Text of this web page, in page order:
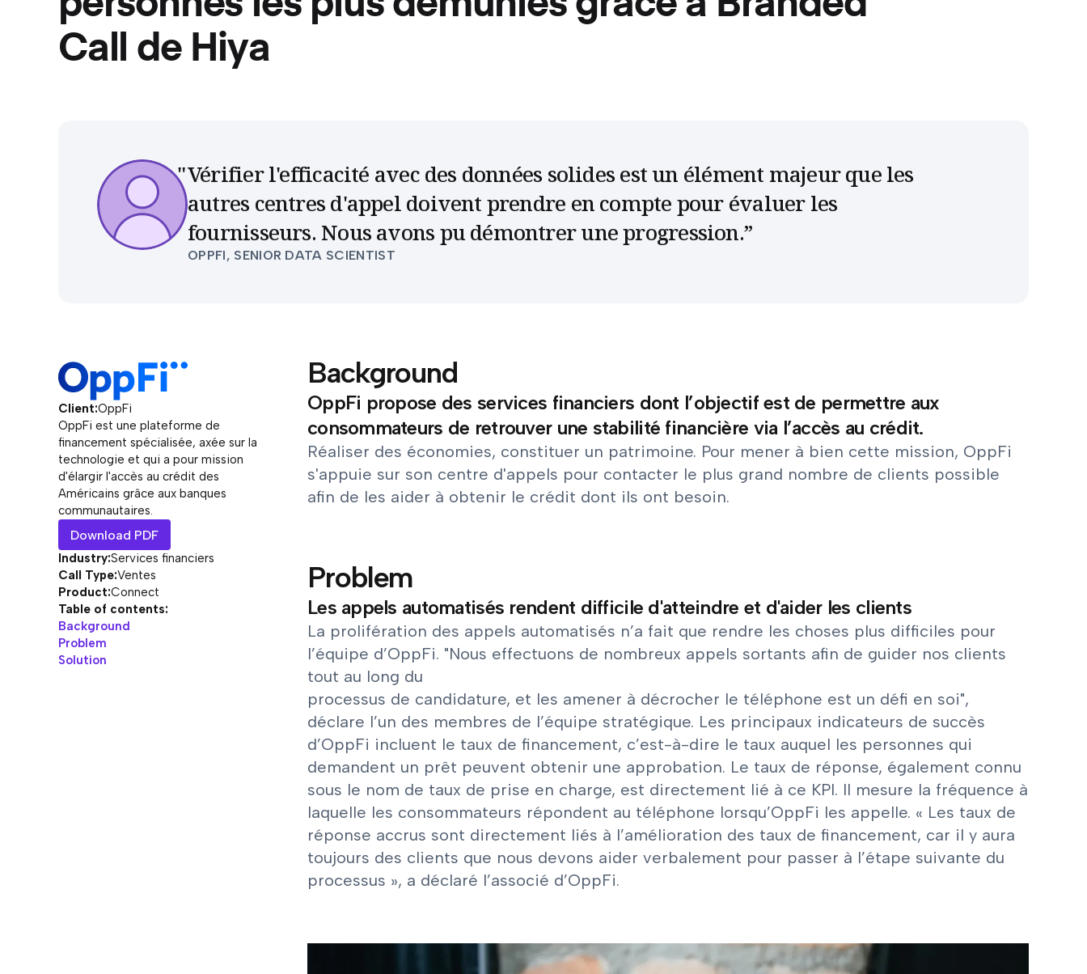
Call de Hiya
Vérifier l'efficacité avec des données solides est un élément majeur que les
autres centres d'appel doivent prendre en compte pour évaluer les
fournisseurs. Nous avons pu démontrer une progression.”
OPPFI, SENIOR DATA SCIENTIST
Client:OppFi
OppFi est une plateforme de
financement spécialisée, axée sur la
technologie et qui a pour mission
d'élargir l'accès au crédit des
Américains grâce aux banques
communautaires.
Download PDF
Industry:Services financiers
Call Type:Ventes
Product:Connect
Table of contents:
Background
Problem
Solution
Background
OppFi propose des services financiers dont l’objectif est de permettre aux
consommateurs de retrouver une stabilité financière via l’accès au crédit.
Réaliser des économies, constituer un patrimoine. Pour mener à bien cette mission, OppFi
s'appuie sur son centre d'appels pour contacter le plus grand nombre de clients possible
afin de les aider à obtenir le crédit dont ils ont besoin.
Problem
Les appels automatisés rendent difficile d'atteindre et d'aider les clients
La prolifération des appels automatisés n’a fait que rendre les choses plus difficiles pour
l’équipe d’OppFi. "Nous effectuons de nombreux appels sortants afin de guider nos clients
tout au long du
processus de candidature, et les amener à décrocher le téléphone est un défi en soi",
déclare l’un des membres de l’équipe stratégique. Les principaux indicateurs de succès
d’OppFi incluent le taux de financement, c’est-à-dire le taux auquel les personnes qui
demandent un prêt peuvent obtenir une approbation. Le taux de réponse, également connu
sous le nom de taux de prise en charge, est directement lié à ce KPI. Il mesure la fréquence à
laquelle les consommateurs répondent au téléphone lorsqu’OppFi les appelle. « Les taux de
réponse accrus sont directement liés à l’amélioration des taux de financement, car il y aura
toujours des clients que nous devons aider verbalement pour passer à l’étape suivante du
processus », a déclaré l’associé d’OppFi.